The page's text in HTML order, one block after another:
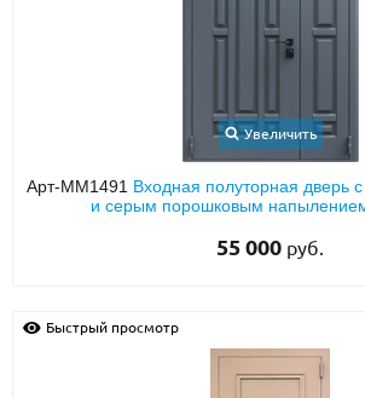
Увеличить
Арт-ММ1491 Входная полуторная дверь
и серым порошковым
55 000 руб.
Быстрый просмотр